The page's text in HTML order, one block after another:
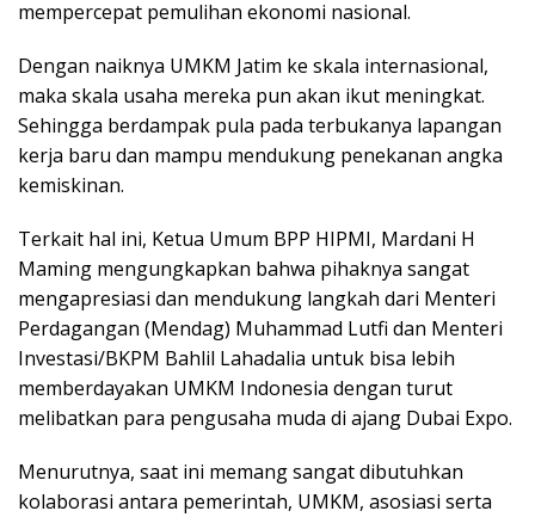
mempercepat pemulihan ekonomi nasional.
Dengan naiknya UMKM Jatim ke skala internasional,
maka skala usaha mereka pun akan ikut meningkat.
Sehingga berdampak pula pada terbukanya lapangan
kerja baru dan mampu mendukung penekanan angka
kemiskinan.
Terkait hal ini, Ketua Umum BPP HIPMI, Mardani H
Maming mengungkapkan bahwa pihaknya sangat
mengapresiasi dan mendukung langkah dari Menteri
Perdagangan (Mendag) Muhammad Lutfi dan Menteri
Investasi/BKPM Bahlil Lahadalia untuk bisa lebih
memberdayakan UMKM Indonesia dengan turut
melibatkan para pengusaha muda di ajang Dubai Expo.
Menurutnya, saat ini memang sangat dibutuhkan
kolaborasi antara pemerintah, UMKM, asosiasi serta